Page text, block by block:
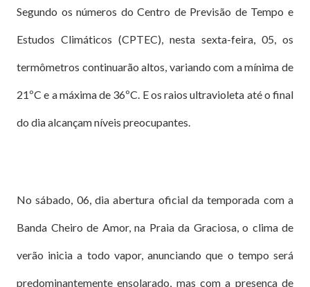
Segundo os números do Centro de Previsão de Tempo e
Estudos Climáticos (CPTEC), nesta sexta-feira, 05, os
termômetros continuarão altos, variando com a mínima de
21ºC e a máxima de 36ºC. E os raios ultravioleta até o final
do dia alcançam níveis preocupantes.
No sábado, 06, dia abertura oficial da temporada com a
Banda Cheiro de Amor, na Praia da Graciosa, o clima de
verão inicia a todo vapor, anunciando que o tempo será
predominantemente ensolarado, mas com a presença de